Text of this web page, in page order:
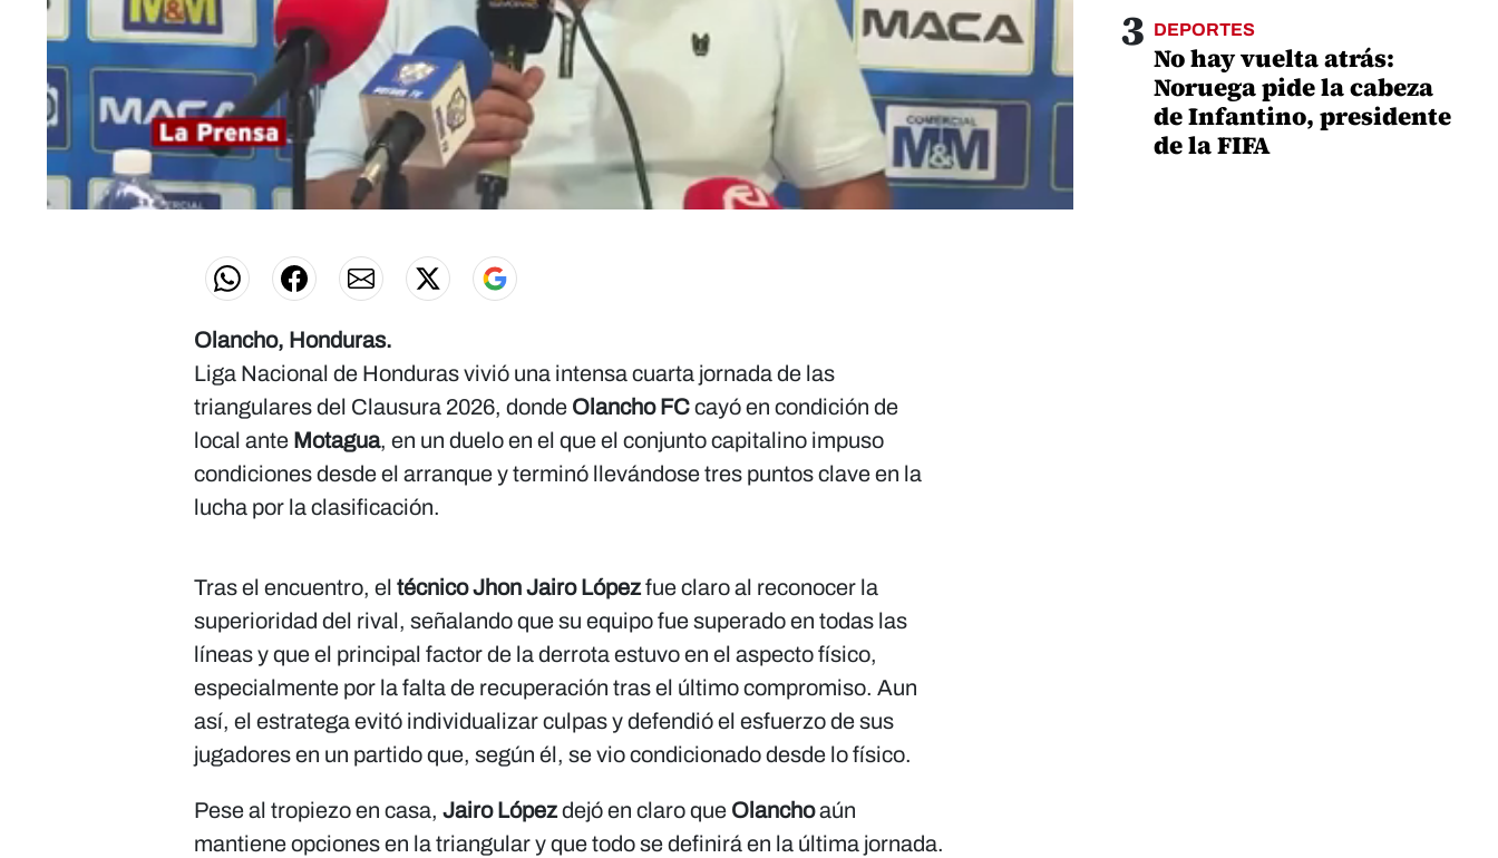
Olancho, Honduras.
Liga Nacional de Honduras vivió una intensa cuarta jornada de las
triangulares del Clausura 2026, donde Olancho FCcayó en condición de
local ante Motagua, en un duelo en el que el conjunto capitalino impuso
condiciones desde el arranque y terminó llevándose tres puntos clave en la
lucha por la clasificación.
Tras el encuentro, el técnico Jhon Jairo Lópezfue claro al reconocer la
superioridad del rival, señalando que su equipo fue superado en todas las
líneas y que el principal factor de la derrota estuvo en el aspecto físico,
especialmente por la falta de recuperación tras el último compromiso. Aun
así, el estratega evitó individualizar culpas y defendió el esfuerzo de sus
jugadores en un partido que, según él, se vio condicionado desde lo físico.
Pese al tropiezo en casa, Jairo Lópezdejó en claro que Olanchoaún
mantiene opciones en la triangular y que todo se definirá en la última jornada.
3 DEPORTES
No hay vuelta atrás:
Noruega pide la cabeza
de Infantino, presidente
de la FIFA